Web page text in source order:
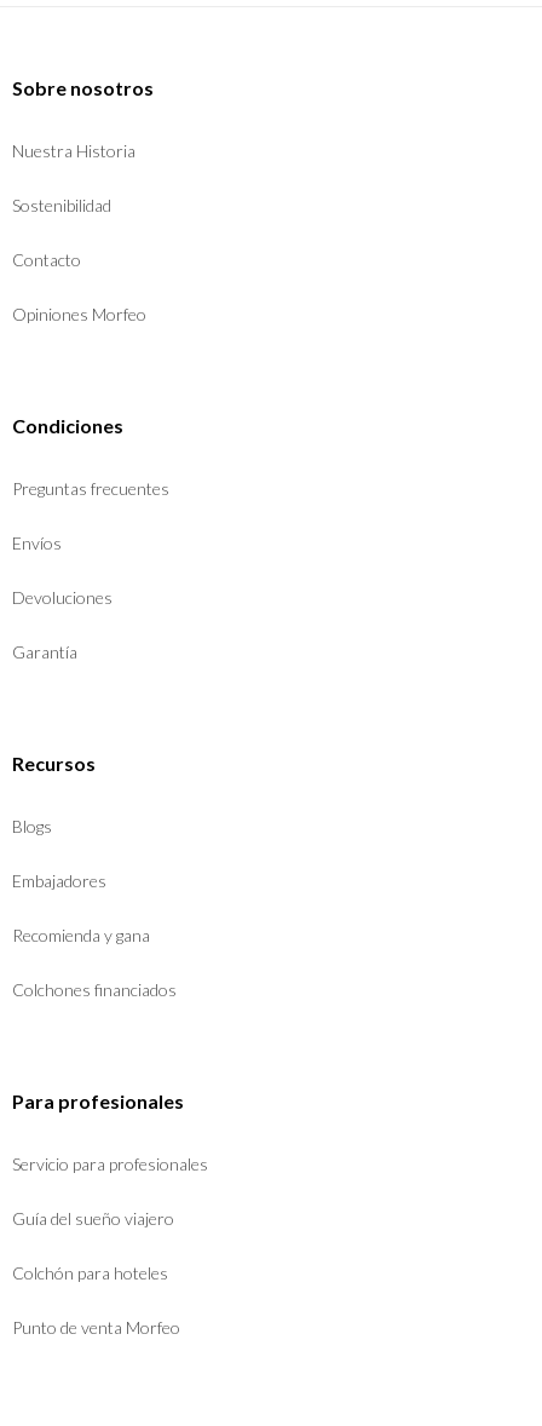
Sobre nosotros
Nuestra Historia
Sostenibilidad
Contacto
Opiniones Morfeo
Condiciones
Preguntas frecuentes
Envíos
Devoluciones
Garantía
Recursos
Blogs
Embajadores
Recomienda y gana
Colchones financiados
Para profesionales
Servicio para profesionales
Guía del sueño viajero
Colchón para hoteles
Punto de venta Morfeo